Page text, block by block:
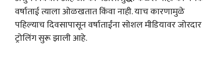
वर्षाताई त्याला ओळखतात किंवा नाही. याच कारणामुळे
पहिल्याच दिवसापासून वर्षाताईंना सोशल मीडियावर जोरदार
ट्रोलिंग सुरू झाली आहे.